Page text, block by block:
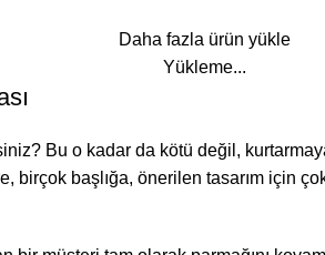
Daha fazla ürün yükle
Yükleme...
Bu o kadar da kötü değil,
başlığa, önerilen tasarım için